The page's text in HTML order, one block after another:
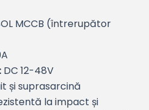
MCCB (întrerupător
DC 12-48V
și suprasarcină
la impact și